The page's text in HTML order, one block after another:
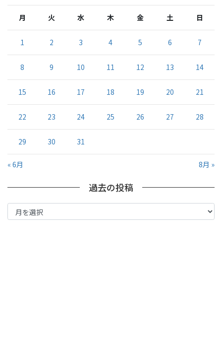
月 火 水 木 金 土 日
1 2 3 4 5 6 7
8 9 10 11 12 13 14
15 16 17 18 19 20 21
22 23 24 25 26 27 28
29 30 31
« 6月 8月 »
過去の投稿
去